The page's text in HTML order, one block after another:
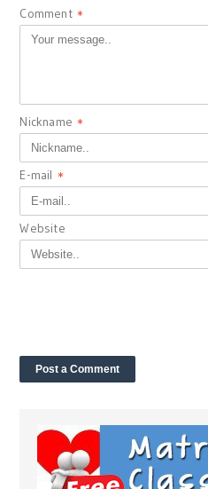
Comment *
Nickname *
E-mail *
Website